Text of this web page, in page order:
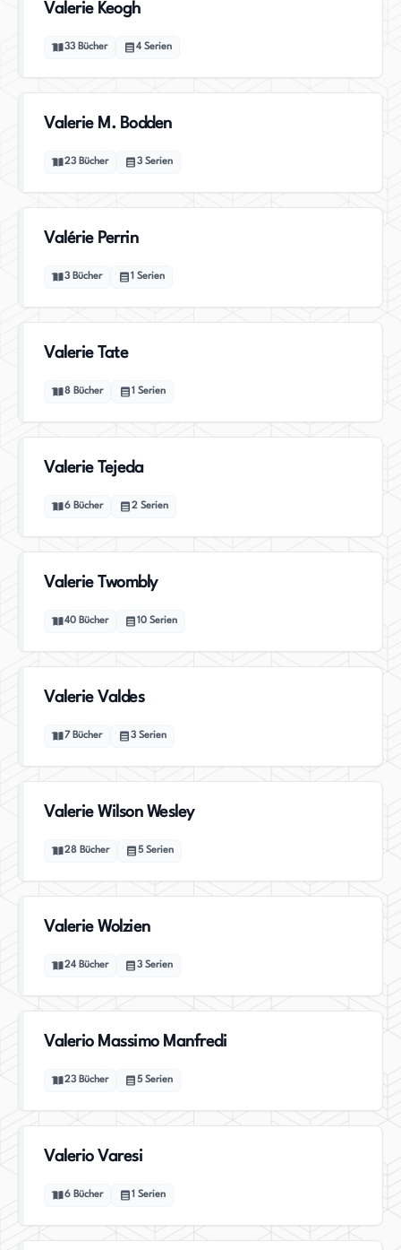
Valerie Keogh
33 Bücher 4 Serien
Valerie M. Bodden
23 Bücher 3 Serien
Valérie Perrin
3 Bücher 1 Serien
Valerie Tate
8 Bücher 1 Serien
Valerie Tejeda
6 Bücher 2 Serien
Valerie Twombly
40 Bücher 10 Serien
Valerie Valdes
7 Bücher 3 Serien
Valerie Wilson Wesley
28 Bücher 5 Serien
Valerie Wolzien
24 Bücher 3 Serien
Valerio Massimo Manfredi
23 Bücher 5 Serien
Valerio Varesi
6 Bücher 1 Serien